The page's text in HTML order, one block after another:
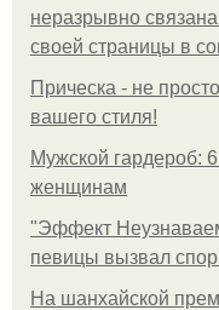
неразрывно
своей страницы в
Прическа - не
вашего стиля!
Мужской гардероб:
женщинам
"Эффект
певицы вызвал
На шанхайской